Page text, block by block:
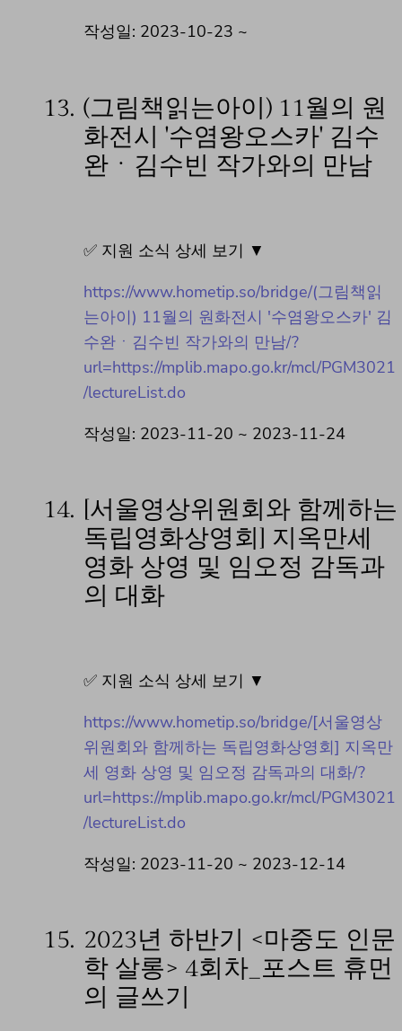
작성일: 2023-10-23 ~
13. (그림책읽는아이) 11월의 원
화전시 '수염왕오스카' 김수
완ㆍ김수빈 작가와의 만남
✅ 지원 소식 상세 보기 ▼
https://www.hometip.so/bridge/(그림책읽
는아이) 11월의 원화전시 '수염왕오스카' 김
수완ㆍ김수빈 작가와의 만남/?
url=https://mplib.mapo.go.kr/mcl/PGM3021
/lectureList.do
작성일: 2023-11-20 ~ 2023-11-24
14. [서울영상위원회와 함께하는
독립영화상영회] 지옥만세
영화 상영 및 임오정 감독과
의 대화
✅ 지원 소식 상세 보기 ▼
https://www.hometip.so/bridge/[서울영상
위원회와 함께하는 독립영화상영회] 지옥만
세 영화 상영 및 임오정 감독과의 대화/?
url=https://mplib.mapo.go.kr/mcl/PGM3021
/lectureList.do
작성일: 2023-11-20 ~ 2023-12-14
15. 2023년 하반기 <마중도 인문
학 살롱> 4회차_포스트 휴먼
의 글쓰기